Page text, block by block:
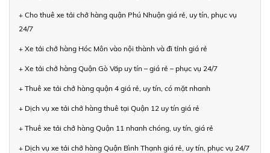
+ Cho thuê xe tải chở hàng quận Phú Nhuận giá rẻ, uy tín, phục vụ
24/7
+ Xe tải chở hàng Hóc Môn vào nội thành và đi tỉnh giá rẻ
+ Xe tải chở hàng Quận Gò Vấp uy tín – giá rẻ – phục vụ 24/7
+ Thuê xe tải chở hàng quận 4 giá rẻ, uy tín, có mặt nhanh
+ Dịch vụ xe tải chở hàng thuê tại Quận 12 uy tín giá rẻ
+ Thuê xe tải chở hàng Quận 11 nhanh chóng, uy tín, giá rẻ
+ Dịch vụ xe tải chở hàng Quận Bình Thạnh giá rẻ, uy tín, phục vụ 24/7